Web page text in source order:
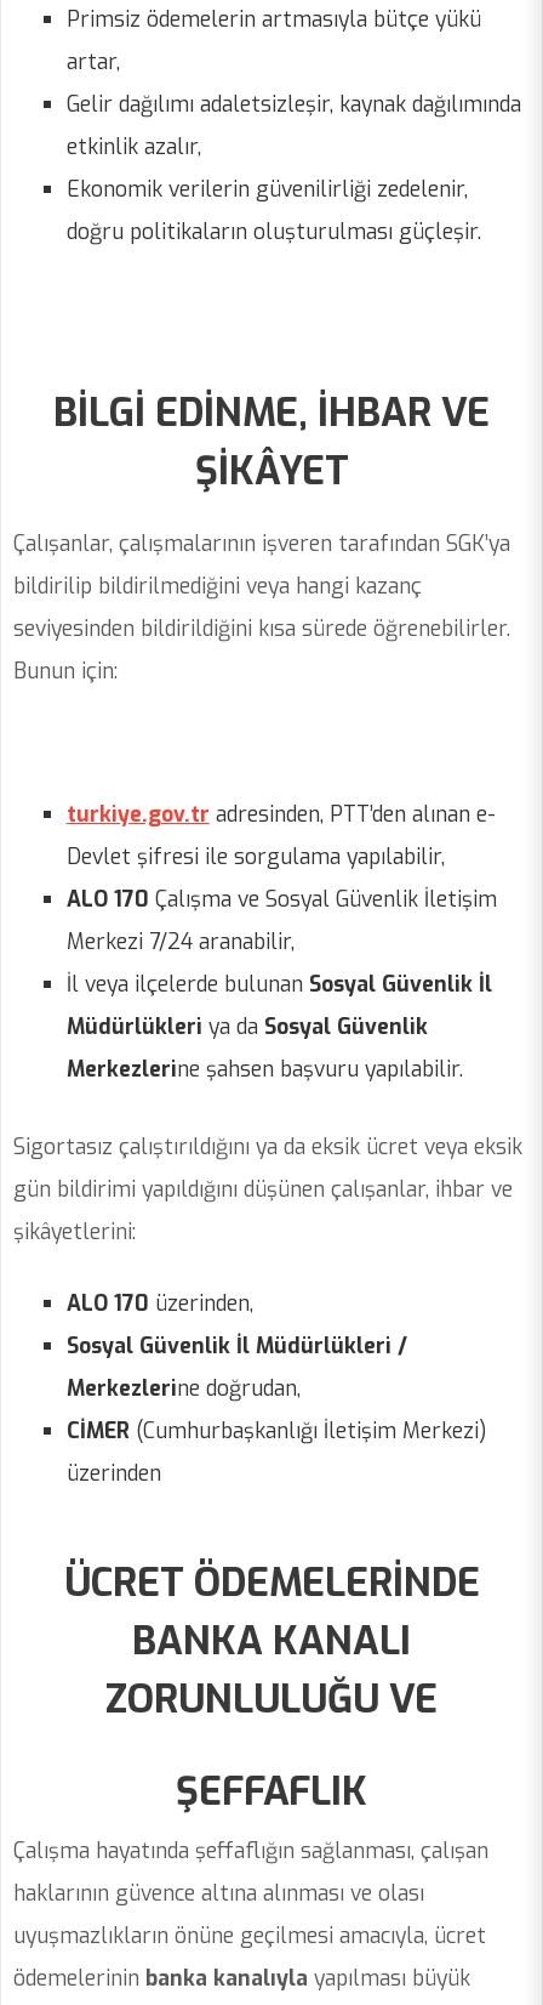
Primsiz ödemelerin artmasıyla bütçe yükü
artar,
Gelir dağılımı adaletsizleşir, kaynak dağılımında
etkinlik azalır,
Ekonomik verilerin güvenilirliği zedelenir,
doğru politikaların oluşturulması güçleşir.
BİLGİ EDİNME, İHBAR VE
ŞİKÂYET
Çalışanlar, çalışmalarının işveren tarafından SGK’ya
bildirilip bildirilmediğini veya hangi kazanç
seviyesinden bildirildiğini kısa sürede öğrenebilirler.
Bunun için:
turkiye.gov.tr adresinden, PTT’den alınan e-
Devlet şifresi ile sorgulama yapılabilir,
ALO 170 Çalışma ve Sosyal Güvenlik İletişim
Merkezi 7/24 aranabilir,
İl veya ilçelerde bulunan Sosyal Güvenlik İl
Müdürlükleri ya da Sosyal Güvenlik
Merkezlerine şahsen başvuru yapılabilir.
Sigortasız çalıştırıldığını ya da eksik ücret veya eksik
gün bildirimi yapıldığını düşünen çalışanlar, ihbar ve
şikâyetlerini:
ALO 170 üzerinden,
Sosyal Güvenlik İl Müdürlükleri /
Merkezlerine doğrudan,
CİMER (Cumhurbaşkanlığı İletişim Merkezi)
üzerinden
ÜCRET ÖDEMELERİNDE
BANKA KANALI
ZORUNLULUĞU VE
ŞEFFAFLIK
Çalışma hayatında şeffaflığın sağlanması, çalışan
haklarının güvence altına alınması ve olası
uyuşmazlıkların önüne geçilmesi amacıyla, ücret
ödemelerinin banka kanalıyla yapılması büyük